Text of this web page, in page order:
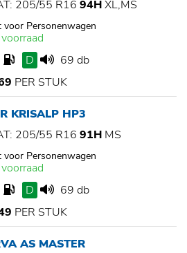
205/55 R16 94HXL,MS
voor Personenwagen
D
69 db
PER STUK
KRISALP HP3
205/55 R16 91H MS
voor Personenwagen
D
69 db
PER STUK
AS MASTER